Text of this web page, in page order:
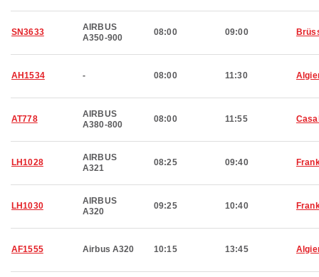
SN3633
AIRBUS
A350-900
08:00 09:00
AH1534 - 08:00 11:30
AT778
AIRBUS
A380-800
08:00 11:55
LH1028
AIRBUS
A321
08:25 09:40
LH1030
AIRBUS
A320
09:25 10:40
AF1555 Airbus A320 10:15 13:45